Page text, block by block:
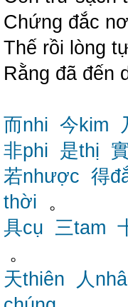
Chứng đắc
Thế rồi lòng
Rằng đã đến
而nhi 今kim
非phi 是thị
若nhược 得
thời 。
具cụ 三tam
。
天thiên
人